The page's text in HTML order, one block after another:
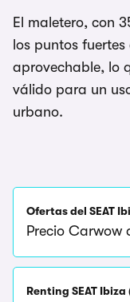
El maletero, con
los puntos
aprovechable, lo
válido para un
urbano.
Ofertas del SEAT
Precio Carwow
Renting SEAT